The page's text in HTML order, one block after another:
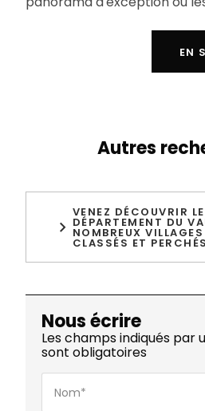
EN
Autres
VENEZ DÉCOUVRIR
DÉPARTEMENT DU
NOMBREUX
CLASSÉS ET
Nous écrire
Les champs indiqués par
sont obligatoires
Nom*